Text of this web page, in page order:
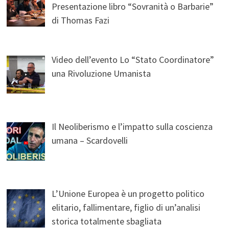
Presentazione libro “Sovranità o Barbarie”
di Thomas Fazi
Video dell’evento Lo “Stato Coordinatore”
una Rivoluzione Umanista
Il Neoliberismo e l’impatto sulla coscienza
umana – Scardovelli
L’Unione Europea è un progetto politico
elitario, fallimentare, figlio di un’analisi
storica totalmente sbagliata